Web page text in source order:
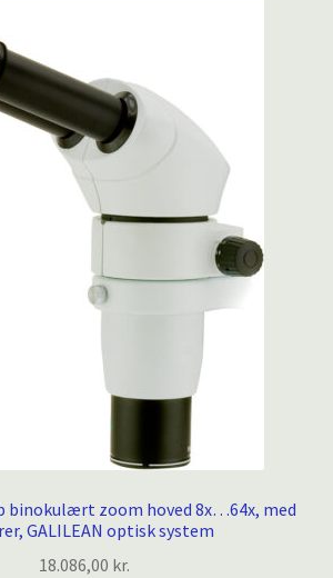
binokulært zoom hoved 8x…64x, med
GALILEAN optisk system
18.086,00 kr.